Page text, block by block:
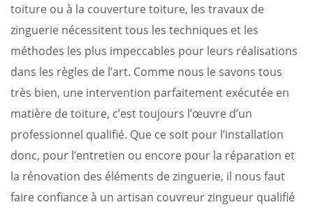
toiture ou à la couverture toiture, les travaux de
zinguerie nécessitent tous les techniques et les
méthodes les plus impeccables pour leurs réalisations
dans les règles de l’art. Comme nous le savons tous
très bien, une intervention parfaitement exécutée en
matière de toiture, c’est toujours l’œuvre d’un
professionnel qualifié. Que ce soit pour l’installation
donc, pour l’entretien ou encore pour la réparation et
la rénovation des éléments de zinguerie, il nous faut
faire confiance à un artisan couvreur zingueur qualifié